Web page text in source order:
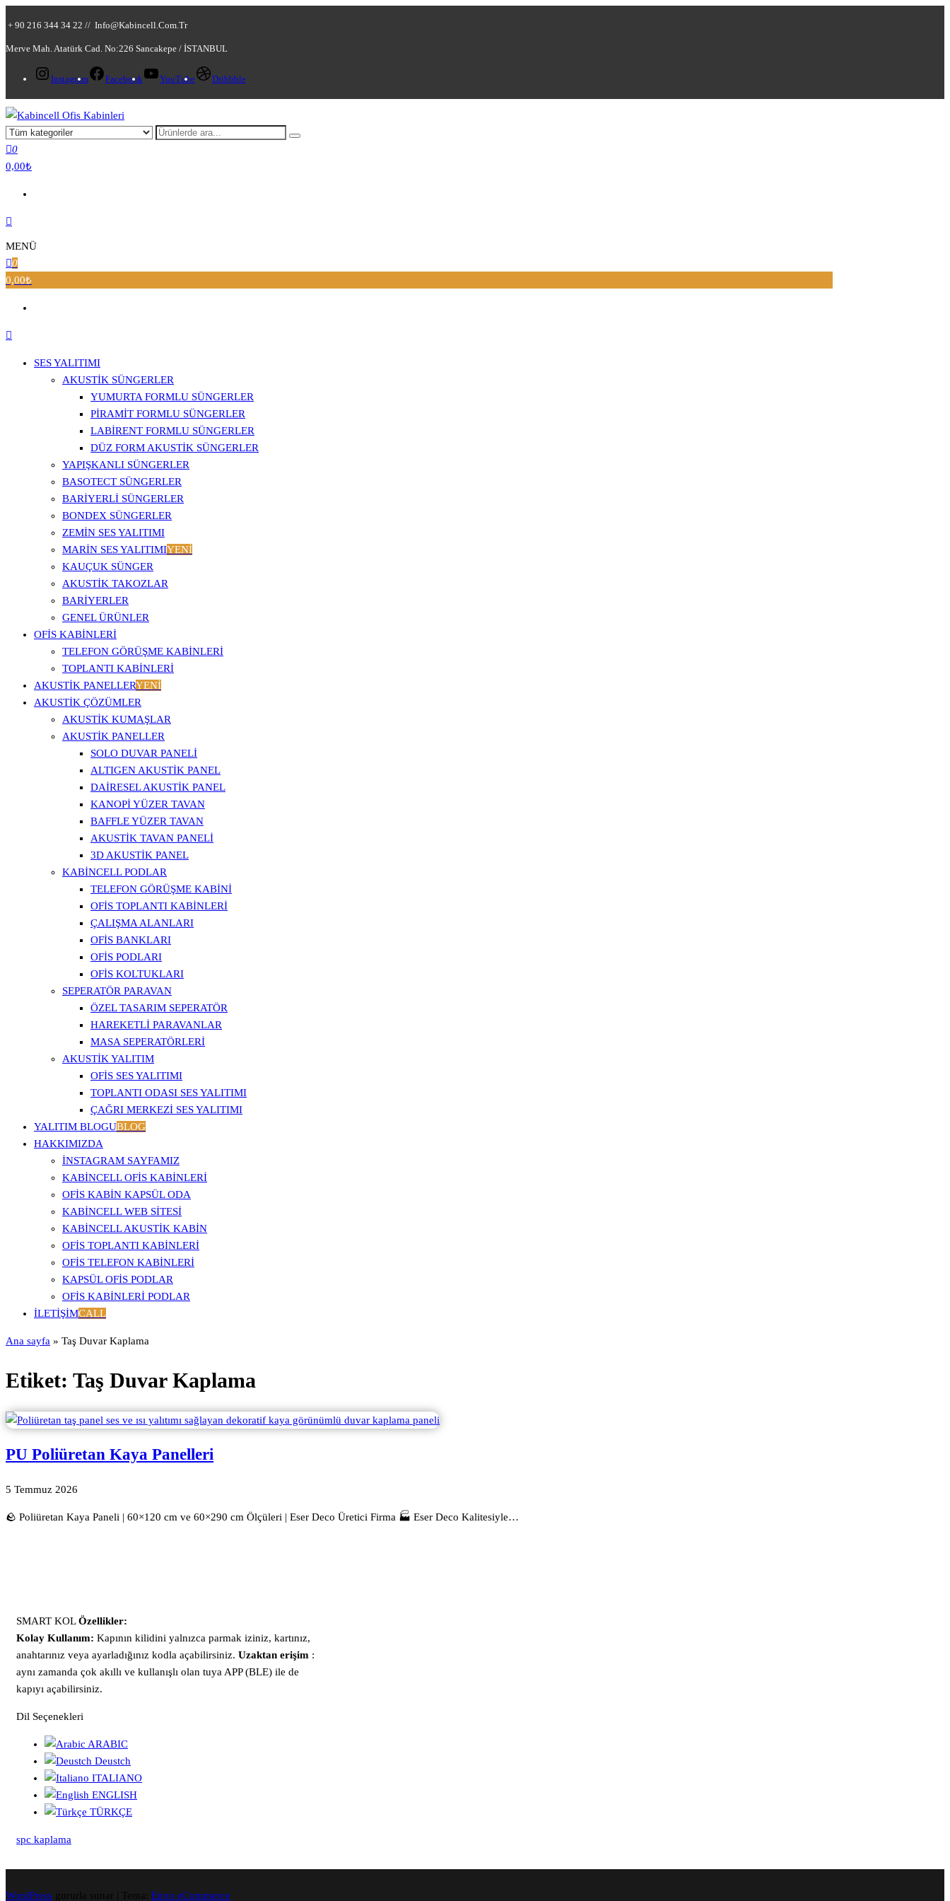
+ 90 216 344 34 22 // Info@kabincell.com.tr
Merve Mah. Atatürk Cad. No:226 Sancakepe / İSTANBUL
Instagram Facebook YouTube Dribbble
Kabincell Ofis Kabinleri
0
0,00₺
MENÜ
0
0,00₺
SES YALITIMI
AKUSTIK SÜNGERLER
YUMURTA FORMLU SÜNGERLER
PIRAMIT FORMLU SÜNGERLER
LABIRENT FORMLU SÜNGERLER
DÜZ FORM AKUSTIK SÜNGERLER
YAPIŞKANLI SÜNGERLER
BASOTECT SÜNGERLER
BARIYERLI SÜNGERLER
BONDEX SÜNGERLER
ZEMIN SES YALITIMI
MARIN SES YALITIMIYENİ
KAUÇUK SÜNGER
AKUSTIK TAKOZLAR
BARIYERLER
GENEL ÜRÜNLER
OFİS KABİNLERİ
TELEFON GÖRÜŞME KABINLERI
TOPLANTI KABINLERI
AKUSTİK PANELLERYENİ
AKUSTIK ÇÖZÜMLER
AKUSTIK KUMAŞLAR
AKUSTIK PANELLER
SOLO DUVAR PANELI
ALTIGEN AKUSTIK PANEL
DAIRESEL AKUSTIK PANEL
KANOPI YÜZER TAVAN
BAFFLE YÜZER TAVAN
AKUSTIK TAVAN PANELI
3D AKUSTIK PANEL
KABINCELL PODLAR
TELEFON GÖRÜŞME KABINI
OFIS TOPLANTI KABINLERI
ÇALIŞMA ALANLARI
OFIS BANKLARI
OFIS PODLARI
OFIS KOLTUKLARI
SEPERATÖR PARAVAN
ÖZEL TASARIM SEPERATÖR
HAREKETLI PARAVANLAR
MASA SEPERATÖRLERI
AKUSTIK YALITIM
OFIS SES YALITIMI
TOPLANTI ODASI SES YALITIMI
ÇAĞRI MERKEZI SES YALITIMI
YALITIM BLOGUBLOG
HAKKIMIZDA
İNSTAGRAM SAYFAMIZ
KABINCELL OFIS KABINLERI
OFIS KABIN KAPSÜL ODA
KABINCELL WEB SITESI
KABINCELL AKUSTIK KABIN
OFIS TOPLANTI KABINLERI
OFIS TELEFON KABINLERI
KAPSÜL OFIS PODLAR
OFIS KABINLERI PODLAR
İLETIŞIMCALL
Ana sayfa » Taş Duvar Kaplama
Etiket: Taş Duvar Kaplama
PU Poliüretan Kaya Panelleri
5 Temmuz 2026
🪨 Poliüretan Kaya Paneli | 60×120 cm ve 60×290 cm Ölçüleri | Eser Deco Üretici Firma 🏭 Eser Deco Kalitesiyle…
SMART KOLÖzellikler:
Kolay Kullanım: Kapının kilidini yalnızca parmak iziniz, kartınız,
anahtarınız veya ayarladığınız kodla açabilirsiniz. Uzaktan erişim :
aynı zamanda çok akıllı ve kullanışlı olan tuya APP (BLE) ile de
kapıyı açabilirsiniz.
Dil Seçenekleri
ARABIC
Deustch
ITALIANO
ENGLISH
TÜRKÇE
spc kaplama
WordPress gururla sunar Tema: Envo eCommerce